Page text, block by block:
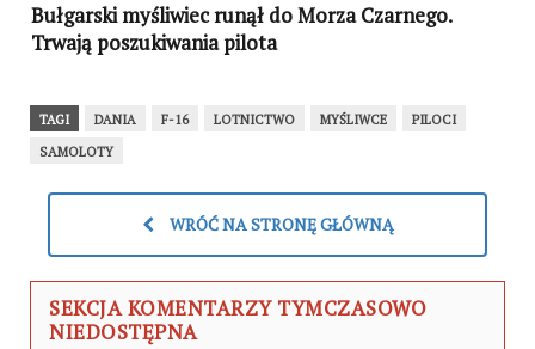
Bułgarski myśliwiec runął do Morza Czarnego.
Trwają poszukiwania pilota
TAGI DANIA F-16 LOTNICTWO MYŚLIWCE
PILOCI
SAMOLOTY
WRÓĆ NA STRONĘ GŁÓWNĄ
SEKCJA KOMENTARZY TYMCZASOWO
NIEDOSTĘPNA